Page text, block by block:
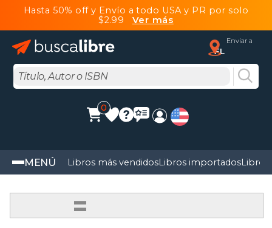
Hasta 50% off y Envío a todo USA y PR por solo
$2.99 Ver más
Enviar a
FL
0
MENÚ Libros más vendidosLibros importadosLibros
=